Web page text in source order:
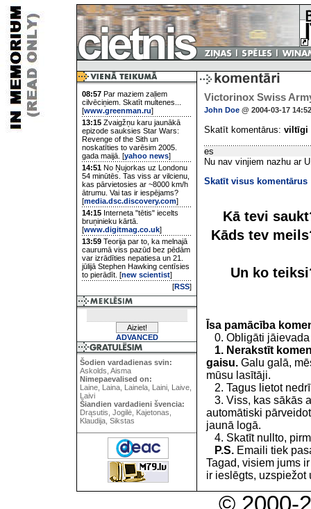
08:57 Par maziem zaļiem
cilvēciņiem. Skatīt multenes...
[www.greenman.ru]
13:15 Zvaigžņu karu jaunākā
epizode sauksies Star Wars:
Revenge of the Sith un
noskatīties to varēsim 2005.
gada maijā. [yahoo news]
14:51 No Ņujorkas uz Londonu
54 minūtēs. Tas viss ar vilcienu,
kas pārvietosies ar ~8000 km/h
ātrumu. Vai tas ir iespējams?
[media.dsc.discovery.com]
14:15 Interneta "tētis" iecelts
bruņinieku kārtā.
[www.digitmag.co.uk]
13:59 Teorija par to, ka melnajā
caurumā viss pazūd bez pēdām
var izrādīties nepatiesa un 21.
jūlijā Stephen Hawking centīsies
to pierādīt. [new scientist]
[RSS]
ADVANCED
Šodien vardadienas svin:
Askolds, Aisma
Nimepaevalised on:
Laine, Laina, Lainela, Laini, Laive,
Laivi
Šiandien vardadieni švencia:
Drąsutis, Jogilė, Kajetonas,
Klaudija, Sikstas
Victorinox Swiss
John Doe @ 2004-03-17 14:52
Skatīt komentārus: viltīgi
es
Nu nav vinjiem nazhu ar
Skatīt visus komentārus
Kā tevi
Kāds tev
Un ko
Īsa pamācība
0. Obligāti jāievada
1. Nerakstīt
gaisu. Galu galā,
mūsu lasītāji.
2. Tagus lietot
3. Viss, kas sākās
automātiski
jaunā logā.
4. Skatīt nullto,
P.S. Emaili tiek
Tagad, visiem jums
ir ieslēgts, uzspiežot